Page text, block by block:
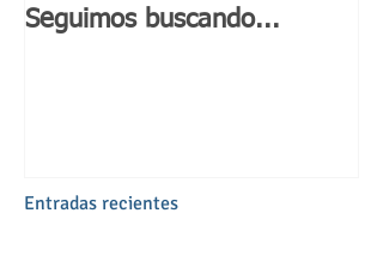
Seguimos buscando...
Entradas recientes